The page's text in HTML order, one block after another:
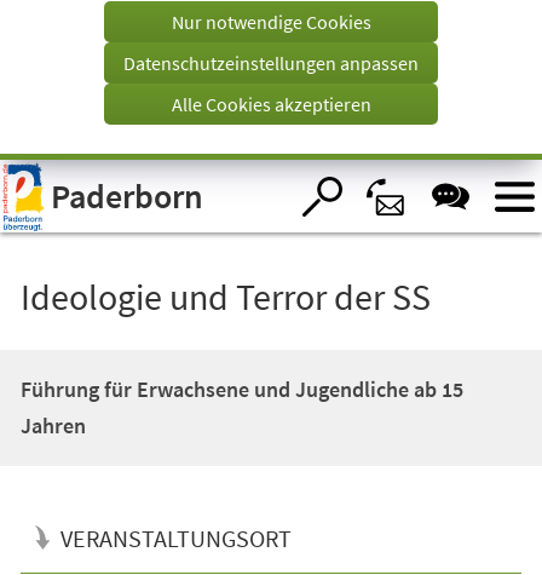
Visuelle
Assistenzsoftware
öffnen.
einem
Tab)
Nur notwendige Cookies
Datenschutzeinstellungen anpassen
Alle Cookies akzeptieren
Paderborn
Ideologie und Terror der SS
Führung für Erwachsene und Jugendliche ab 15
Jahren
VERANSTALTUNGSORT